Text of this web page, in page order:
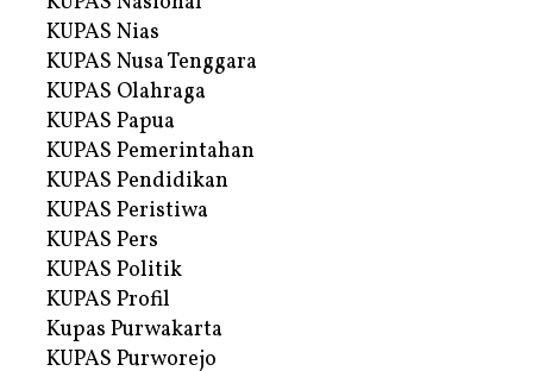
KUPAS Nias
KUPAS Nusa Tenggara
KUPAS Olahraga
KUPAS Papua
KUPAS Pemerintahan
KUPAS Pendidikan
KUPAS Peristiwa
KUPAS Pers
KUPAS Politik
KUPAS Profil
Kupas Purwakarta
KUPAS Purworejo